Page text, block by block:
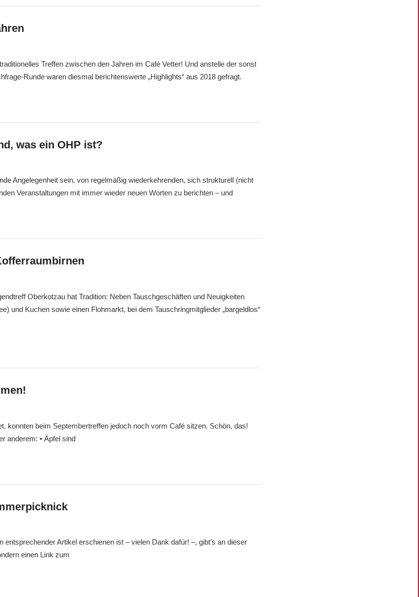
Treffen zwischen den Jahren im Café Vetter! Und anstelle der sonst
Runde waren diesmal berichtenswerte „Highlights“ aus 2018 gefragt.
was ein OHP ist?
Angelegenheit sein, von regelmäßig wiederkehrenden, sich strukturell (nicht
Veranstaltungen mit immer wieder neuen Worten zu berichten – und
Oberkotzau hat Tradition: Neben Tauschgeschäften und Neuigkeiten
und Kuchen sowie einen Flohmarkt, bei dem Tauschringmitglieder „bargeldlos“
konnten beim Septembertreffen jedoch noch vorm Café sitzen. Schön, das!
anderem: • Äpfel sind
entsprechender Artikel erschienen ist – vielen Dank dafür! –, gibt’s an dieser
einen Link zum